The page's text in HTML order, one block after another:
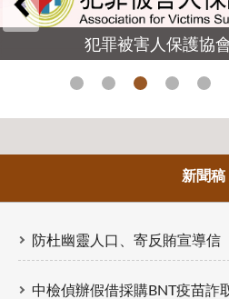
犯罪被害人保護協
新聞稿
防杜幽靈人口、寄反賄宣導信 中檢雙線並進守護家鄉一票 落實最高檢察署指示 攜手民政局將反賄訊息送
中檢偵辦假借採購BNT疫苗詐取鉅額報酬洗錢等案 起訴前彰化律師公會理事長等17人並查扣逾10億8千